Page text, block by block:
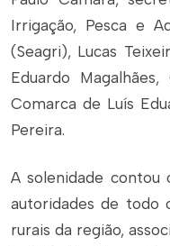
Irrigação, Pesca e
(Seagri), Lucas
Eduardo
Comarca de Luís
Pereira.
A solenidade contou
autoridades de todo
rurais da região,